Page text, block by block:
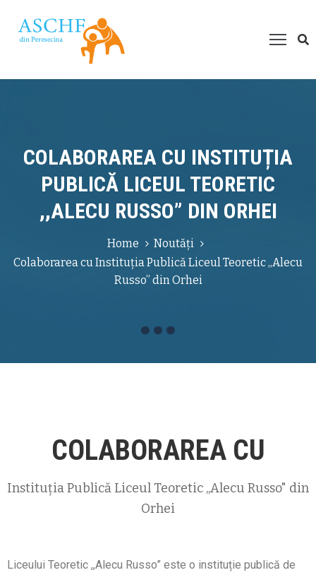
COLABORAREA CU INSTITUȚIA
PUBLICĂ LICEUL TEORETIC
,,ALECU RUSSO” DIN ORHEI
Home
Noutăți
Colaborarea cu Instituția Publică Liceul Teoretic ,,Alecu
Russo” din Orhei
COLABORAREA CU
Instituția Publică Liceul Teoretic ,,Alecu Russo" din
Orhei
Liceului Teoretic ,,Alecu Russo” este o instituție publică de